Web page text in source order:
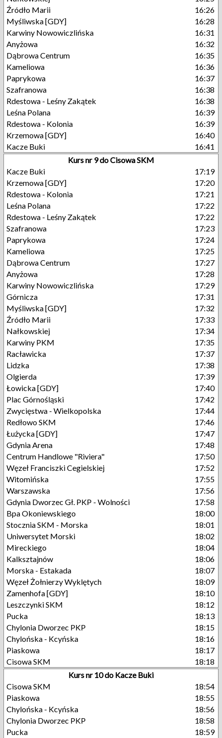
Źródło Marii
16:26
Myśliwska [GDY]
16:28
Karwiny Nowowiczlińska
16:31
Anyżowa
16:32
Dąbrowa Centrum
16:35
Kameliowa
16:36
Paprykowa
16:37
Szafranowa
16:38
Rdestowa - Leśny Zakątek
16:38
Leśna Polana
16:39
Rdestowa - Kolonia
16:39
Krzemowa [GDY]
16:40
Kacze Buki
16:41
Kurs nr 9 do Cisowa SKM
Kacze Buki
17:19
Krzemowa [GDY]
17:20
Rdestowa - Kolonia
17:21
Leśna Polana
17:22
Rdestowa - Leśny Zakątek
17:22
Szafranowa
17:23
Paprykowa
17:24
Kameliowa
17:25
Dąbrowa Centrum
17:27
Anyżowa
17:28
Karwiny Nowowiczlińska
17:29
Górnicza
17:31
Myśliwska [GDY]
17:32
Źródło Marii
17:33
Nałkowskiej
17:34
Karwiny PKM
17:35
Racławicka
17:37
Lidzka
17:38
Olgierda
17:39
Łowicka [GDY]
17:40
Plac Górnośląski
17:42
Zwycięstwa - Wielkopolska
17:44
Redłowo SKM
17:46
Łużycka [GDY]
17:47
Gdynia Arena
17:48
Centrum Handlowe "Riviera"
17:50
Węzeł Franciszki Cegielskiej
17:52
Witomińska
17:55
Warszawska
17:56
Gdynia Dworzec Gł. PKP - Wolności
17:58
Bpa Okoniewskiego
18:00
Stocznia SKM - Morska
18:01
Uniwersytet Morski
18:02
Mireckiego
18:04
Kalksztajnów
18:06
Morska - Estakada
18:07
Węzeł Żołnierzy Wyklętych
18:09
Zamenhofa [GDY]
18:10
Leszczynki SKM
18:12
Pucka
18:13
Chylonia Dworzec PKP
18:15
Chylońska - Kcyńska
18:16
Piaskowa
18:17
Cisowa SKM
18:18
Kurs nr 10 do Kacze Buki
Cisowa SKM
18:54
Piaskowa
18:55
Chylońska - Kcyńska
18:56
Chylonia Dworzec PKP
18:58
Pucka
18:59